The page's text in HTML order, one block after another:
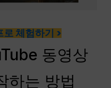
로 체험하기 >
동영상
하는 방법